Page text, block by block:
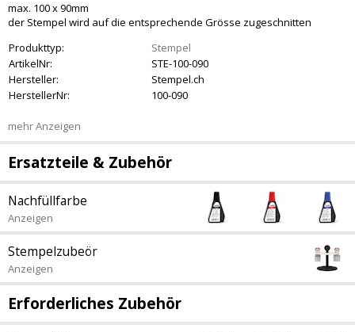
max. 100 x 90mm
der Stempel wird auf die entsprechende Grösse zugeschnitten
Produkttyp:
Stempel
ArtikelNr:
STE-100-090
Hersteller:
Stempel.ch
HerstellerNr:
100-090
mehr Anzeigen
Ersatzteile & Zubehör
Nachfüllfarbe
Anzeigen
Stempelzubeör
Anzeigen
Erforderliches Zubehör